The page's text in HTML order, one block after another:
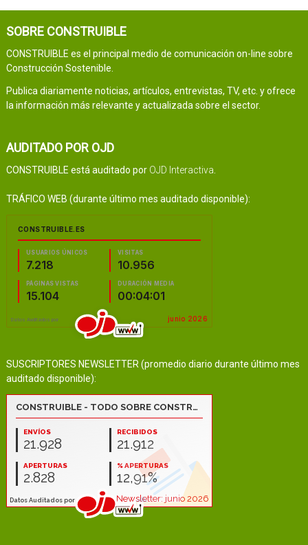
SOBRE CONSTRUIBLE
CONSTRUIBLE es el principal medio de comunicación on-line sobre
Construcción Sostenible.
Publica diariamente noticias, artículos, entrevistas, TV, etc. y ofrece
la información más relevante y actualizada sobre el sector.
AUDITADO POR OJD
CONSTRUIBLE está auditado por OJD Interactiva
TRÁFICO WEB (durante último mes auditado disponible):
SUSCRIPTORES NEWSLETTER (promedio diario durante último mes
auditado disponible):